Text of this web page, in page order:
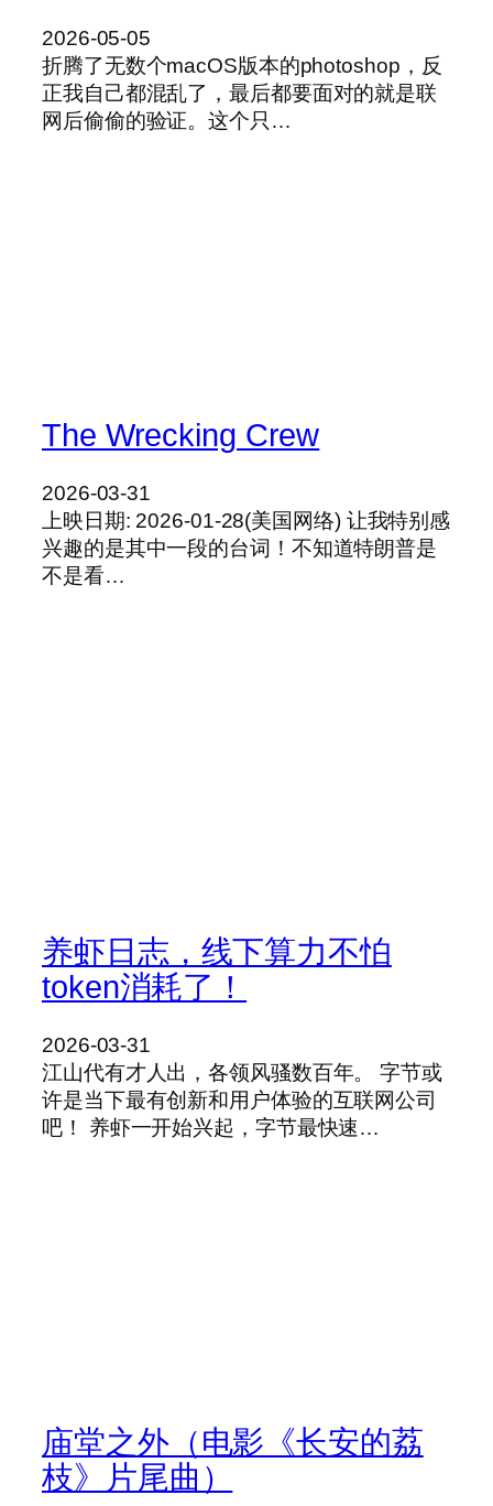
2026-05-05
折腾了无数个macOS版本的photoshop，反
正我自己都混乱了，最后都要面对的就是联
网后偷偷的验证。这个只…
The Wrecking Crew
2026-03-31
上映日期: 2026-01-28(美国网络) 让我特别感
兴趣的是其中一段的台词！不知道特朗普是
不是看…
养虾日志，线下算力不怕
token消耗了！
2026-03-31
江山代有才人出，各领风骚数百年。 字节或
许是当下最有创新和用户体验的互联网公司
吧！ 养虾一开始兴起，字节最快速…
庙堂之外（电影《长安的荔
枝》片尾曲）